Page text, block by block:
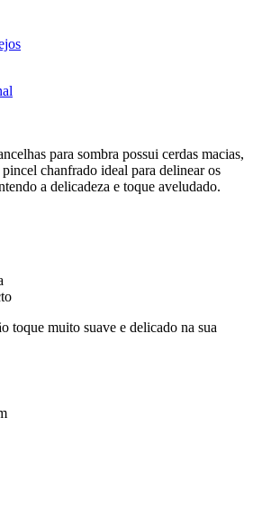
para sombra possui cerdas macias,
chanfrado ideal para delinear os
a delicadeza e toque aveludado.
toque muito suave e delicado na sua